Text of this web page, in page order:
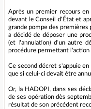
Après un premier recours
devant le Conseil d'État et
grande pompe des premières
a décidé de déposer une
(et l'annulation) d'un autre
procédure permettant l'action
Ce second décret s'appuie
que si celui-ci devait être
Or, la HADOPI, dans ses
de ses opération dès
résultat de son précédent